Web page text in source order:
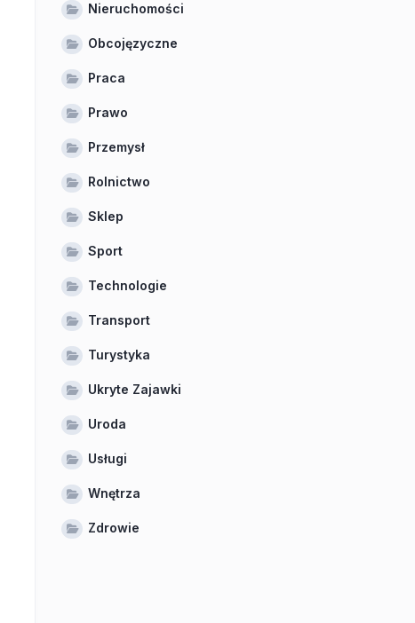
Nieruchomości
Obcojęzyczne
Praca
Prawo
Przemysł
Rolnictwo
Sklep
Sport
Technologie
Transport
Turystyka
Ukryte Zajawki
Uroda
Usługi
Wnętrza
Zdrowie